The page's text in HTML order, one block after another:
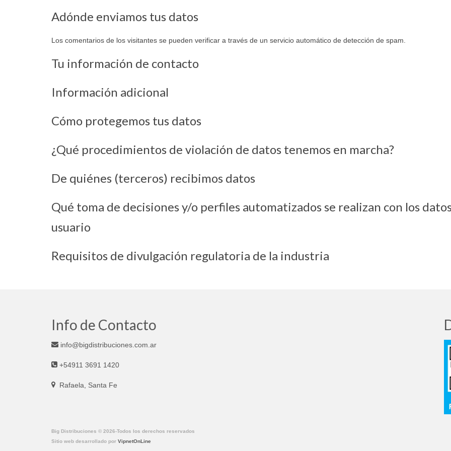
Adónde enviamos tus datos
Los comentarios de los visitantes se pueden verificar a través de un servicio automático de detección de spam.
Tu información de contacto
Información adicional
Cómo protegemos tus datos
¿Qué procedimientos de violación de datos tenemos en marcha?
De quiénes (terceros) recibimos datos
Qué toma de decisiones y/o perfiles automatizados se realizan con los
usuario
Requisitos de divulgación regulatoria de la industria
Info de Contacto
info@bigdistribuciones.com.ar
+54911 3691 1420
Rafaela, Santa Fe
Big Distribuciones © 2026-Todos los derechos reservados
Sitio web desarrollado por VipnetOnLine